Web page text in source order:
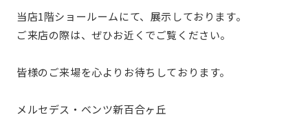
当店1階ショールームにて、展示しております。
ご来店の際は、ぜひお近くでご覧ください。
皆様のご来場を心よりお待ちしております。
メルセデス・ベンツ新百合ヶ丘